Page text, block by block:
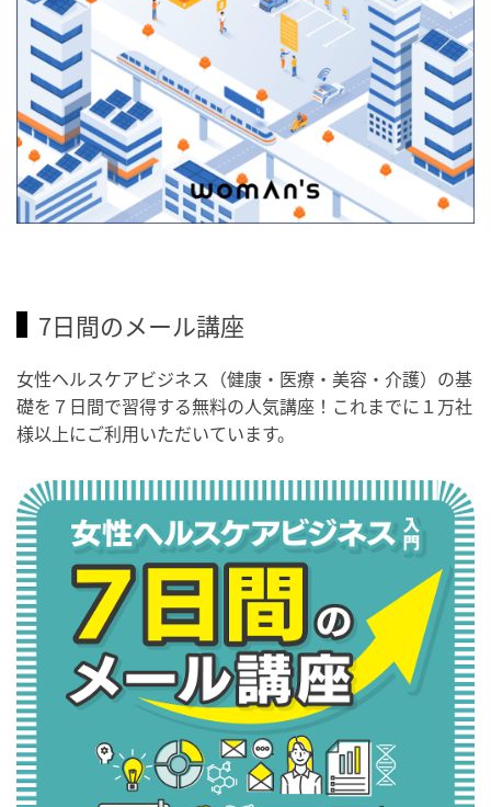
7日間のメール講座
女性ヘルスケアビジネス（健康・医療・美容・介護）の基
礎を７日間で習得する無料の人気講座！これまでに１万社
様以上にご利用いただいています。